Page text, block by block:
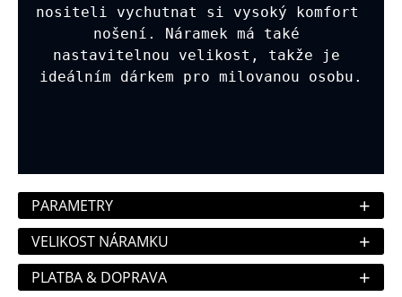
nositeli vychutnat si vysoký komfort
nošení. Náramek má také
nastavitelnou velikost, takže je
ideálním dárkem pro milovanou osobu.
PARAMETRY +
VELIKOST NÁRAMKU +
PLATBA & DOPRAVA +